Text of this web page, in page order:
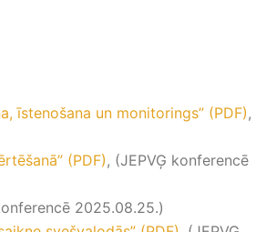
īstenošana un monitorings” (PDF),
” (PDF), (JEPVĢ konferencē
2025.08.25.)